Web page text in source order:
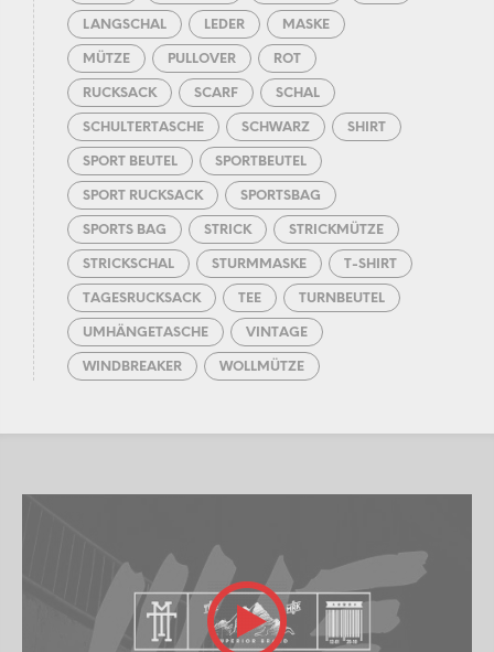
LANGSCHAL LEDER MASKE
MÜTZE PULLOVER ROT
RUCKSACK SCARF SCHAL
SCHULTERTASCHE SCHWARZ SHIRT
SPORT BEUTEL SPORTBEUTEL
SPORT RUCKSACK SPORTSBAG
SPORTS BAG STRICK STRICKMÜTZE
STRICKSCHAL STURMMASKE T-SHIRT
TAGESRUCKSACK TEE TURNBEUTEL
UMHÄNGETASCHE VINTAGE
WINDBREAKER WOLLMÜTZE